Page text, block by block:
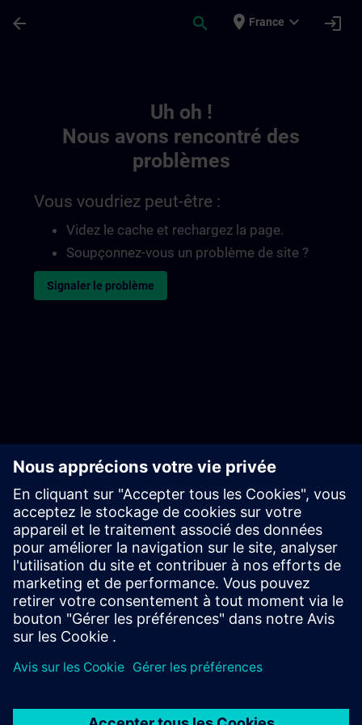
arrow_back search place France expand_more login
Uh oh !
Nous avons rencontré des
problèmes
Vous voudriez peut-être :
Videz le cache et rechargez la page.
Soupçonnez-vous un problème de site ?
Signaler le problème